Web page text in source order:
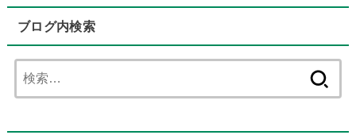
ブログ内検索
索: